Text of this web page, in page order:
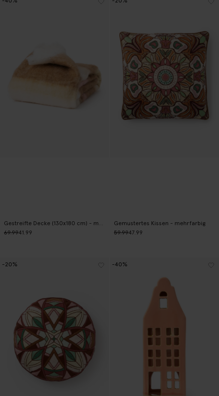
Gestreifte Decke (130x180 cm) - mehrfarbig
69.9941.99
Gemustertes Kissen - mehrfarbig
59.9947.99
-20% -40%